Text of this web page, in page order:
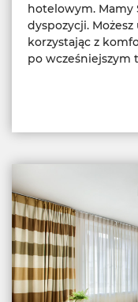
hotelowym. Mamy
dyspozycji.
korzystając z
po wcześniejszym